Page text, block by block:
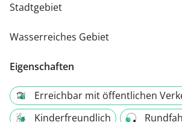
Stadtgebiet
Wasserreiches Gebiet
Eigenschaften
Erreichbar mit öffentlichen
Kinderfreundlich